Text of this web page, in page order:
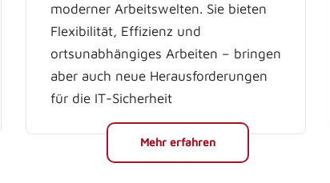
moderner Arbeitswelten. Sie bieten
Flexibilität, Effizienz und
ortsunabhängiges Arbeiten – bringen
aber auch neue Herausforderungen
für die IT-Sicherheit
Mehr erfahren